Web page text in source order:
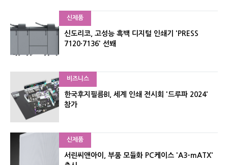
신제품
신도리코, 고성능 흑백 디지털 인쇄기 'PRESS
7120·7136' 선봬
비즈니스
한국후지필름BI, 세계 인쇄 전시회 '드루파 2024'
참가
신제품
서린씨앤아이, 부품 모듈화 PC케이스 'A3-mATX'